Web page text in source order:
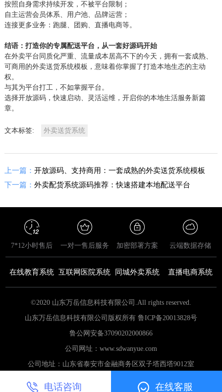
按照自身需求持续开发，不被平台限制；
自主运营会员体系、用户池、品牌运营；
连接更多业务：跑腿、团购、直播电商等。
结语：打造你的专属配送平台，从一套好源码开始
在外卖平台同质化严重、流量成本居高不下的今天，拥有一套成熟、
可商用的外卖送货系统模板，意味着你掌握了打造本地生态的主动
权。
与其为平台打工，不如掌握平台。
选择开放源码，快速启动、灵活运维，开启你的本地生活服务新篇
章。
文本标签: 外卖送货系统
上一篇： 开放源码、支持商用：一套成熟的外卖送货系统模板
下一篇： 外卖配货系统源码推荐：快速搭建本地配送平台
7*12小时售后 一对一售后服务 加密部署方案 云端数据存储
在线教育系统 互联网医院系统 同城外卖系统 直播电商系统
©2020 山东万岳信息科技有限公司.All rights reserved.
山东万岳信息科技有限公司版权所有 鲁ICP备20013828号
鲁公网安备37090202000866
公司网址：www.sdwanyue.com
公司地址：山东省泰安市金融商务区双子塔西塔9012室
电话咨询 在线客服